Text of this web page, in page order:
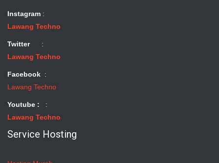
Instagram :
Lawang Techno
Twitter:
Lawang Techno
Facebook :
Lawang Techno
Youtube :
:
Lawang Techno
Service Hosting